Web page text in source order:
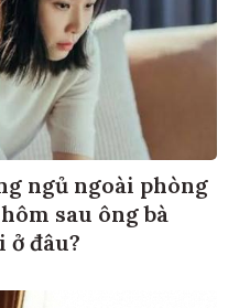
ngủ ngoài phòng
sau ông bà
ở đâu?